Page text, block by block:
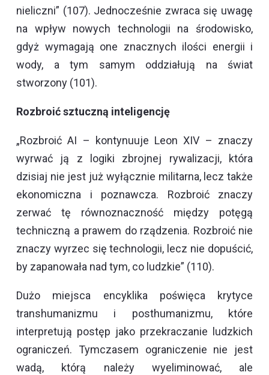
nieliczni” (107). Jednocześnie zwraca się uwagę
na wpływ nowych technologii na środowisko,
gdyż wymagają one znacznych ilości energii i
wody, a tym samym oddziałują na świat
stworzony (101).
Rozbroić sztuczną inteligencję
„Rozbroić AI – kontynuuje Leon XIV – znaczy
wyrwać ją z logiki zbrojnej rywalizacji, która
dzisiaj nie jest już wyłącznie militarna, lecz także
ekonomiczna i poznawcza. Rozbroić znaczy
zerwać tę równoznaczność między potęgą
techniczną a prawem do rządzenia. Rozbroić nie
znaczy wyrzec się technologii, lecz nie dopuścić,
by zapanowała nad tym, co ludzkie” (110).
Dużo miejsca encyklika poświęca krytyce
transhumanizmu i posthumanizmu, które
interpretują postęp jako przekraczanie ludzkich
ograniczeń. Tymczasem ograniczenie nie jest
wadą, którą należy wyeliminować, ale